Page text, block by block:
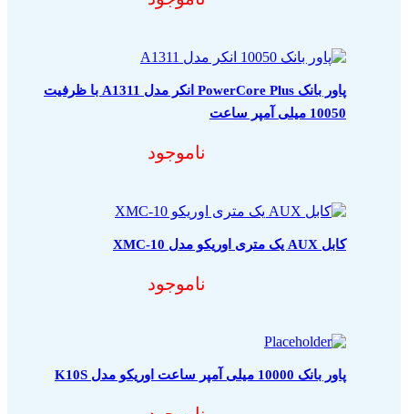
پاور بانک PowerCore Plus انکر مدل A1311 با ظرفیت
10050 میلی آمپر ساعت
ناموجود
کابل AUX یک متری اوریکو مدل XMC-10
ناموجود
پاور بانک 10000 میلی آمپر ساعت اوریکو مدل K10S